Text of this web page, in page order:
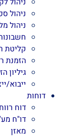
ניהול
ניהול
קליטת
הזמנת
גיליון
ייבוא/
דוחות
דוח
דו"ח
מאזן